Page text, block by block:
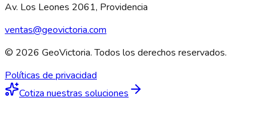
Av. Los Leones 2061, Providencia
ventas@geovictoria.com
© 2026 GeoVictoria. Todos los derechos reservados.
Políticas de privacidad
Cotiza nuestras soluciones